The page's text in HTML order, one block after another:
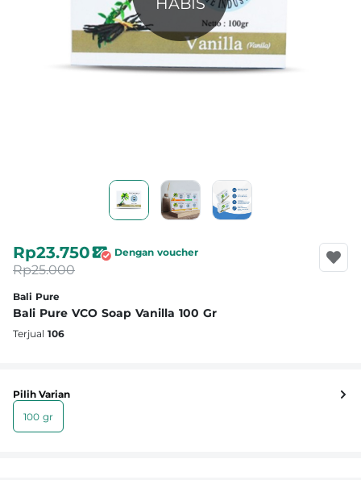
Bali Pure
Bali Pure VCO Soap Vanilla 100 Gr
Terjual 106
Rp23.750 Dengan voucher
Rp25.000
Pilih Varian
100 gr